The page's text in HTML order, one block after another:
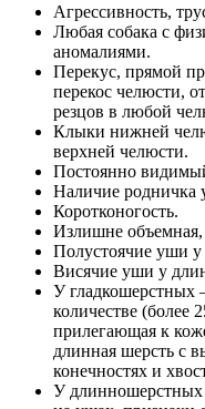
Агрессивность,
Любая собака с
аномалиями.
Перекус, прямой
перекос челюсти,
резцов в любой
Клыки нижней
верхней челюсти.
Постоянно
Наличие родничка
Коротконогость.
Излишне объемная,
Полустоячие уши у
Висячие уши у
У гладкошерстных
количестве (более
прилегающая к
длинная шерсть с
конечностях и
У длинношерстных